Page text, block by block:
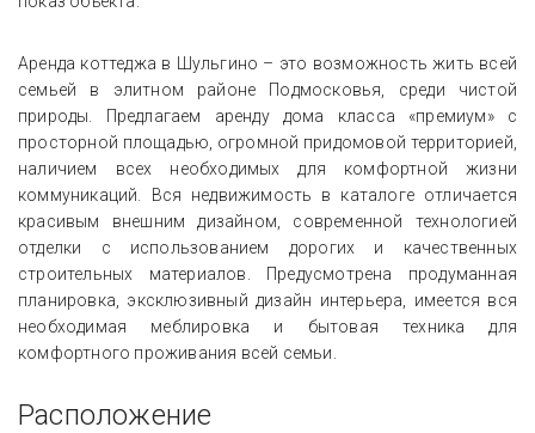
Аренда коттеджа в Шульгино – это возможность жить всей
семьей в элитном районе Подмосковья, среди чистой
природы. Предлагаем аренду дома класса «премиум» с
просторной площадью, огромной придомовой территорией,
наличием всех необходимых для комфортной жизни
коммуникаций. Вся недвижимость в каталоге отличается
красивым внешним дизайном, современной технологией
отделки с использованием дорогих и качественных
строительных материалов. Предусмотрена продуманная
планировка, эксклюзивный дизайн интерьера, имеется вся
необходимая меблировка и бытовая техника для
комфортного проживания всей семьи.
Расположение